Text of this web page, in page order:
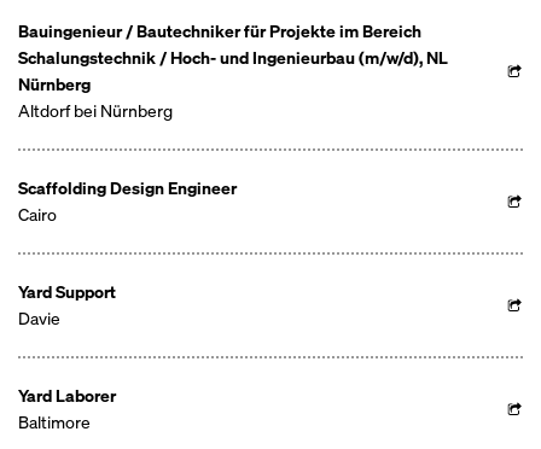
Bauingenieur / Bautechniker für Projekte im Bereich
Schalungstechnik / Hoch- und Ingenieurbau (m/w/d), NL
Nürnberg
Altdorf bei Nürnberg
Scaffolding Design Engineer
Cairo
Yard Support
Davie
Yard Laborer
Baltimore